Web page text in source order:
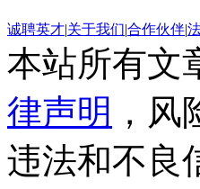
诚聘英才|关于我们|合作伙伴|
本站所有文
律声明 ，风
违法和不良